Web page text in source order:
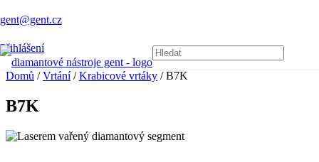
gent@gent.cz
Přihlášení
Domů /Vrtání/Krabicové vrtáky / B7K
B7K